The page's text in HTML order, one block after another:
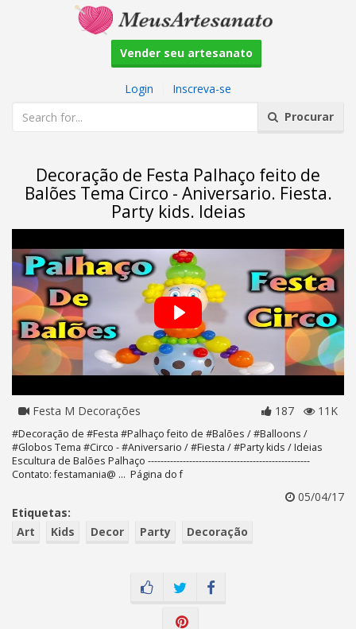
Vender seu artesanato
Login
Inscreva-se
Procurar
Decoração de Festa Palhaço feito de
Balões Tema Circo - Aniversario. Fiesta.
Party kids. Ideias
Festa M Decorações 187 11K
#Decoração de #Festa #Palhaço feito de #Balões / #Balloons /
#Globos Tema #Circo - #Aniversario / #Fiesta / #Party kids / Ideias
Escultura de Balões Palhaço ---------------------------------------------------
Contato: festamania@ ... Página do f
05/04/17
Etiquetas:
Art
Kids Decor Party Decoração